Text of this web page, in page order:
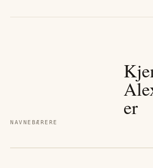
NAVNEBÆRERE
er